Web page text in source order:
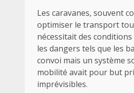
Les caravanes, souvent
optimiser le transport
nécessitait des
les dangers tels que les
convoi mais un système
mobilité avait pour but
imprévisibles.